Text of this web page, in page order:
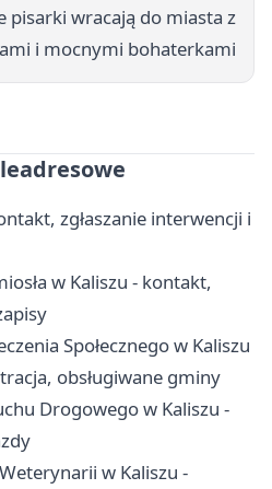
pisarki wracają do miasta z
i mocnymi bohaterkami
zgłaszanie interwencji i
w Kaliszu - kontakt,
Społecznego w Kaliszu
obsługiwane gminy
Drogowego w Kaliszu -
w Kaliszu -